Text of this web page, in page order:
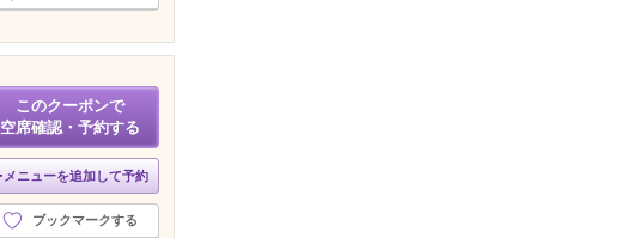
このクーポンで
空席確認・予約する
メニューを追加して予約
ブックマークする